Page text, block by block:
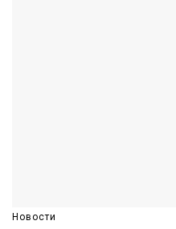
Новости